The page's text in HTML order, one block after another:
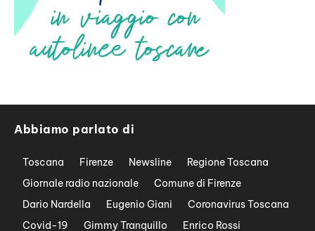
Abbiamo parlato di
Toscana Firenze Newsline
Regione Toscana
Giornale radio nazionale
Comune di Firenze
Dario Nardella
Eugenio Giani
Coronavirus Toscana
Covid-19
Gimmy Tranquillo
Enrico Rossi